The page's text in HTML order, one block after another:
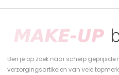
Ben je op zoek naar scherp geprijsde
verzorgingsartikelen van vele